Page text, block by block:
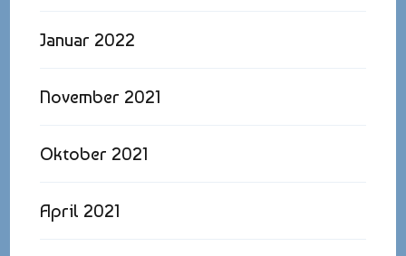
Januar 2022
November 2021
Oktober 2021
April 2021